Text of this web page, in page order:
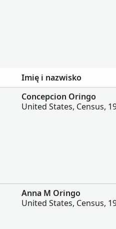
Imię i nazwisko
Concepcion Oringo
United States, Census,
Anna M Oringo
United States, Census,